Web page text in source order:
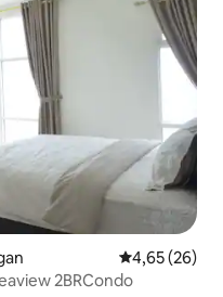
4,65 (26)
2BRCondo